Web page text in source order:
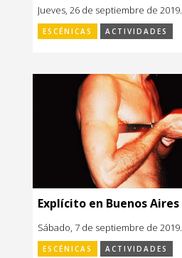
Jueves, 26 de septiembre de 2019.
ESCÉNICAS ACTIVIDADES
Explícito en Buenos Aires
Sábado, 7 de septiembre de 2019.
ESCÉNICAS ACTIVIDADES